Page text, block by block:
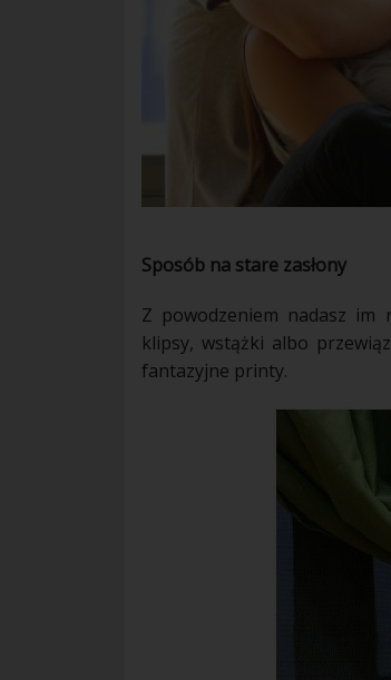
Sposób na stare zasłony
Z powodzeniem nadasz im
klipsy, wstążki albo
fantazyjne printy.